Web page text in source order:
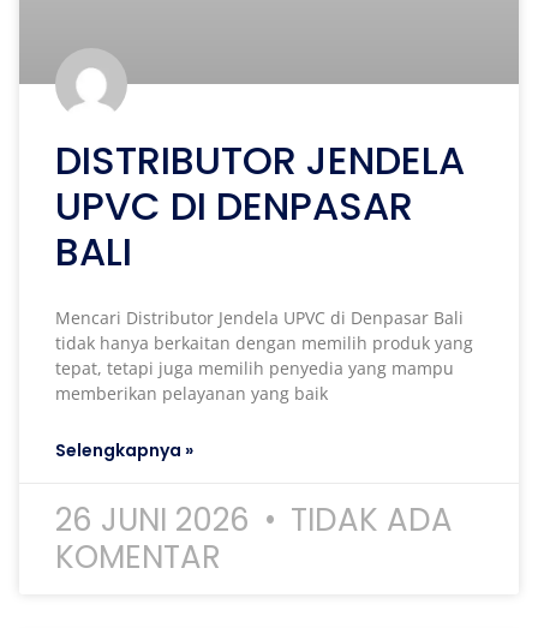
DISTRIBUTOR JENDELA
UPVC DI DENPASAR
BALI
Mencari Distributor Jendela UPVC di Denpasar Bali
tidak hanya berkaitan dengan memilih produk yang
tepat, tetapi juga memilih penyedia yang mampu
memberikan pelayanan yang baik
Selengkapnya »
26 JUNI 2026
TIDAK ADA
KOMENTAR